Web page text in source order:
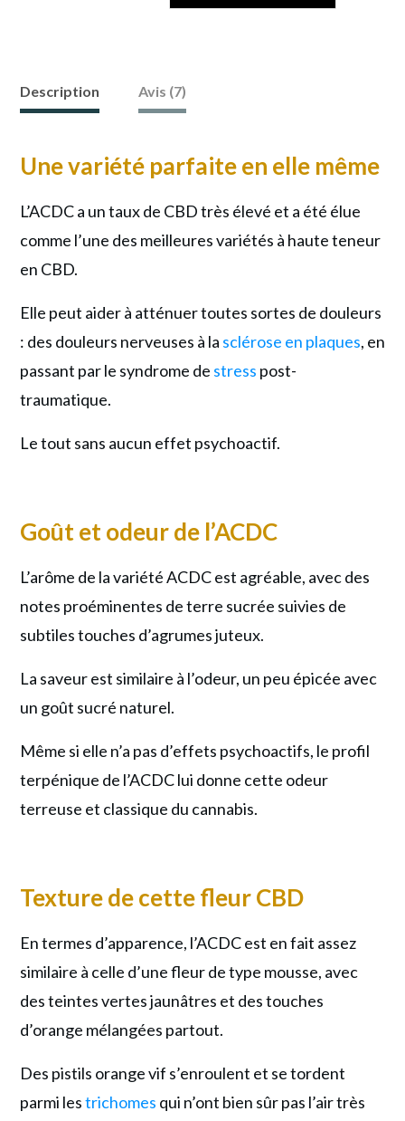
CBD
ACDC
Intensité
Description Avis (7)
Une variété parfaite en elle même
L’ACDC a un taux de CBD très élevé et a été élue
comme l’une des meilleures variétés à haute teneur
en CBD.
Elle peut aider à atténuer toutes sortes de douleurs
: des douleurs nerveuses à la sclérose en plaques, en
passant par le syndrome de stress post-
traumatique.
Le tout sans aucun effet psychoactif.
Goût et odeur de l’ACDC
L’arôme de la variété ACDC est agréable, avec des
notes proéminentes de terre sucrée suivies de
subtiles touches d’agrumes juteux.
La saveur est similaire à l’odeur, un peu épicée avec
un goût sucré naturel.
Même si elle n’a pas d’effets psychoactifs, le profil
terpénique de l’ACDC lui donne cette odeur
terreuse et classique du cannabis.
Texture de cette fleur CBD
En termes d’apparence, l’ACDC est en fait assez
similaire à celle d’une fleur de type mousse, avec
des teintes vertes jaunâtres et des touches
d’orange mélangées partout.
Des pistils orange vif s’enroulent et se tordent
parmi lestrichomes qui n’ont bien sûr pas l’air très